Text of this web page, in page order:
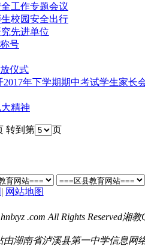
工作专题会议
校园安全出行
先进单位
号
仪式
年下学期期中考试学生家长
精神
转到第 页
| 网站地图
.com All Rights Reserved湘教
由湖南省泸溪县第一中学信息网